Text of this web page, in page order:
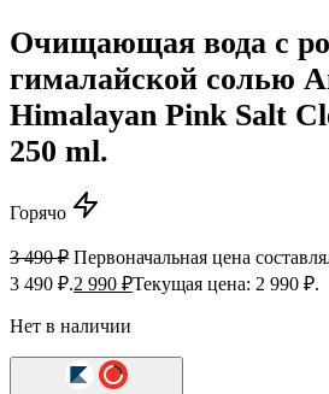
Очищающая вода с
гималайской солью
Himalayan Pink Salt
250 ml.
Горячо
3 490₽ Первоначальная цена
3 490 ₽.2 990 ₽Текущая цена: 2 990 ₽.
Нет в наличии